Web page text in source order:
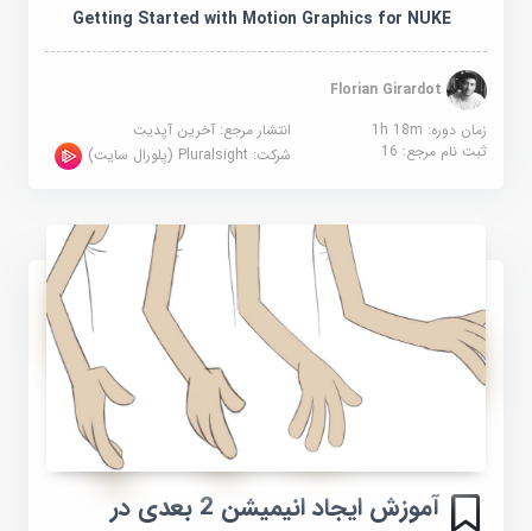
Getting Started with Motion Graphics for NUKE
Florian Girardot
زمان دوره: 1h 18m
انتشار مرجع:آخرین آپدیت
ثبت نام مرجع:16 شرکت:Pluralsight (پلورال سایت)
آموزش ایجاد انیمیشن 2 بعدی در